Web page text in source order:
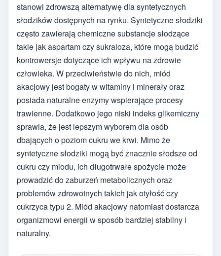
stanowi zdrowszą alternatywę dla syntetycznych
słodzików dostępnych na rynku. Syntetyczne słodziki
często zawierają chemiczne substancje słodzące
takie jak aspartam czy sukraloza, które mogą budzić
kontrowersje dotyczące ich wpływu na zdrowie
człowieka. W przeciwieństwie do nich, miód
akacjowy jest bogaty w witaminy i minerały oraz
posiada naturalne enzymy wspierające procesy
trawienne. Dodatkowo jego niski indeks glikemiczny
sprawia, że jest lepszym wyborem dla osób
dbających o poziom cukru we krwi. Mimo że
syntetyczne słodziki mogą być znacznie słodsze od
cukru czy miodu, ich długotrwałe spożycie może
prowadzić do zaburzeń metabolicznych oraz
problemów zdrowotnych takich jak otyłość czy
cukrzyca typu 2. Miód akacjowy natomiast dostarcza
organizmowi energii w sposób bardziej stabilny i
naturalny.